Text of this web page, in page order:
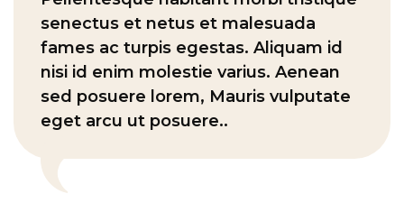
senectus et netus et malesuada
fames ac turpis egestas. Aliquam id
nisi id enim molestie varius. Aenean
sed posuere lorem, Mauris vulputate
eget arcu ut posuere..